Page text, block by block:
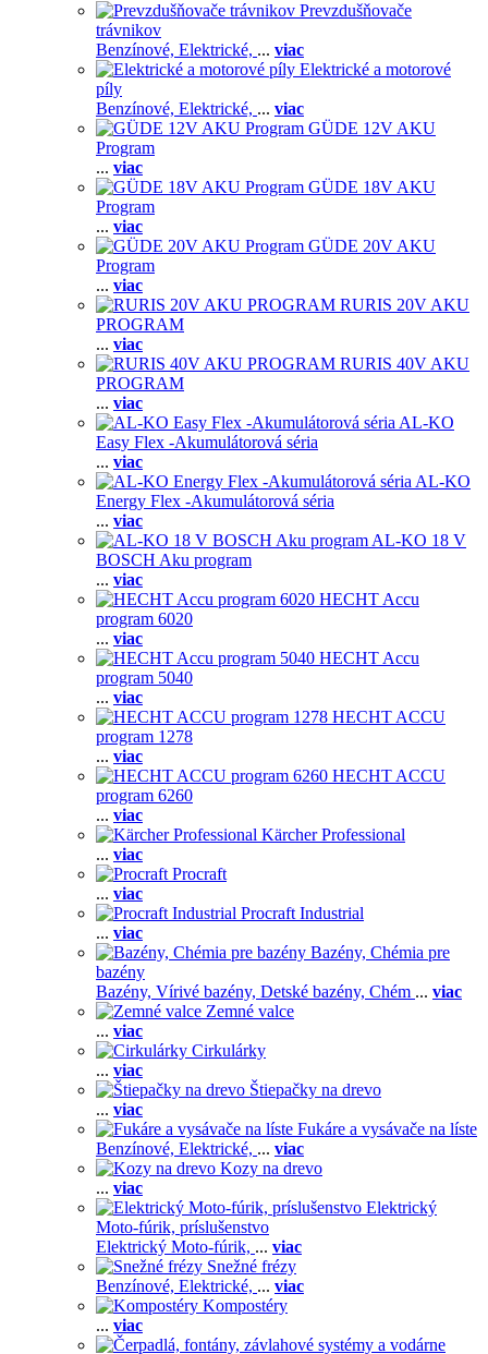
Prevzdušňovače
trávnikov
Benzínové, Elektrické, ... viac
Elektrické a motorové
píly
Benzínové, Elektrické, ... viac
GÜDE 12V AKU
Program
... viac
GÜDE 18V AKU
Program
... viac
GÜDE 20V AKU
Program
... viac
RURIS 20V AKU
PROGRAM
... viac
RURIS 40V AKU
PROGRAM
... viac
AL-KO
Easy Flex -Akumulátorová séria
... viac
AL-KO
Energy Flex -Akumulátorová séria
... viac
AL-KO 18 V
BOSCH Aku program
... viac
HECHT Accu
program 6020
... viac
HECHT Accu
program 5040
... viac
HECHT ACCU
program 1278
... viac
HECHT ACCU
program 6260
... viac
Kärcher Professional
... viac
Procraft
... viac
Procraft Industrial
... viac
Bazény, Chémia pre
bazény
Bazény, Vírivé bazény, Detské bazény, Chém ... viac
Zemné valce
... viac
Cirkulárky
... viac
Štiepačky na drevo
... viac
Fukáre a vysávače na líste
Benzínové, Elektrické, ... viac
Kozy na drevo
... viac
Elektrický
Moto-fúrik, príslušenstvo
Elektrický Moto-fúrik, ... viac
Snežné frézy
Benzínové, Elektrické, ... viac
Kompostéry
... viac